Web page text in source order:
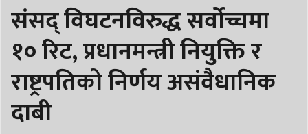
संसद् विघटनविरुद्ध सर्वोच्चमा
१० रिट, प्रधानमन्त्री नियुक्ति र
राष्ट्रपतिको निर्णय असंवैधानिक
दाबी